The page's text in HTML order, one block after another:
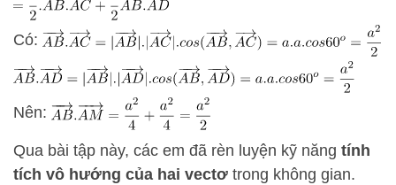
Có:
Nên:
Qua bài tập này, các em đã rèn luyện kỹ năng tính
tích vô hướng của hai vectơ trong không gian.